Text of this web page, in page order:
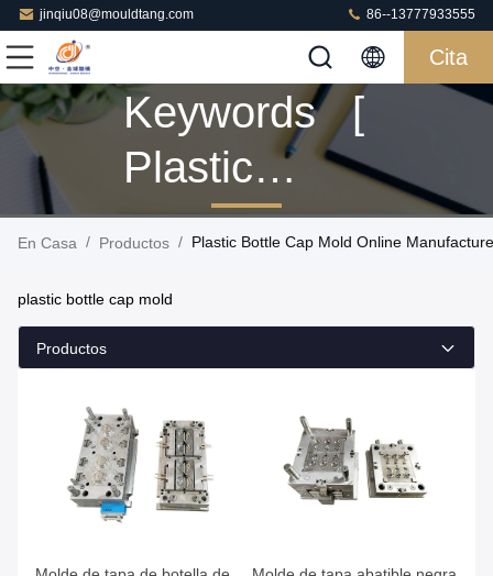
jinqiu08@mouldtang.com 86--13777933555
Cita
Keywords [
Plastic
Bottle Cap
Match 61
En Casa / Productos / Plastic Bottle Cap Mold Online
plastic bottle cap mold
Productos